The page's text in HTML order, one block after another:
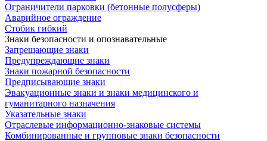
Ограничители парковки (бетонные полусферы)
Аварийное ограждение
Стобик гибкий
Знаки безопасности и опознавательные
Запрещающие знаки
Предупреждающие знаки
Знаки пожарной безопасности
Предписывающие знаки
Эвакуационные знаки и знаки медицинского и
гуманитарного назначения
Указательные знаки
Отраслевые информационно-знаковые системы
Комбинированные и групповые знаки безопасности